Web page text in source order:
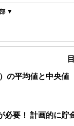
▼
済に関する記事を、日々
関わることで、読者目
ンシャルプランナー、
、行政書士、投資アナリ
の平均値と中央値
必要！ 計画的に貯